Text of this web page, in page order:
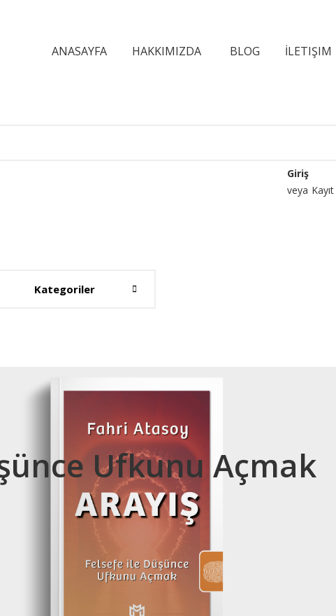
ANASAYFA HAKKIMIZDA BLOG İLETIŞIM
Giriş
veya Kayıt
Kategoriler
Ufkunu Açmak